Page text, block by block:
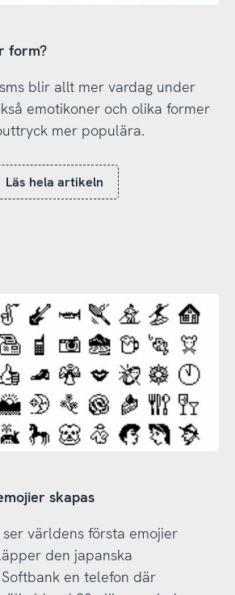
form?
blir allt mer vardag under
emotikoner och olika former
mer populära.
Läs hela artikeln
skapas
världens första emojier
den japanska
en telefon där